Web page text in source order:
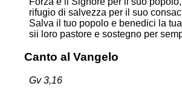
rifugio di salvezza per il suo
Salva il tuo popolo e benedici la
sii loro pastore e sostegno per
Canto al Vangelo
Gv 3,16